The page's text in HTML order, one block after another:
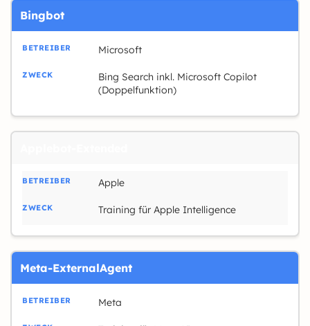
Bingbot
Microsoft
Bing Search inkl. Microsoft Copilot
(Doppelfunktion)
Apple
Training für Apple Intelligence
Meta-ExternalAgent
Meta